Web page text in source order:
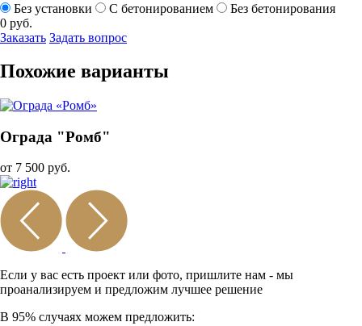
Без установки
С бетонированием
Без бетонирования
0 руб.
Заказать Задать вопрос
Похожие варианты
Ограда "Ромб"
от 7 500 руб.
Если у вас есть проект или фото, пришлите нам - мы
проанализируем и предложим лучшее решение
В 95% случаях можем предложить: